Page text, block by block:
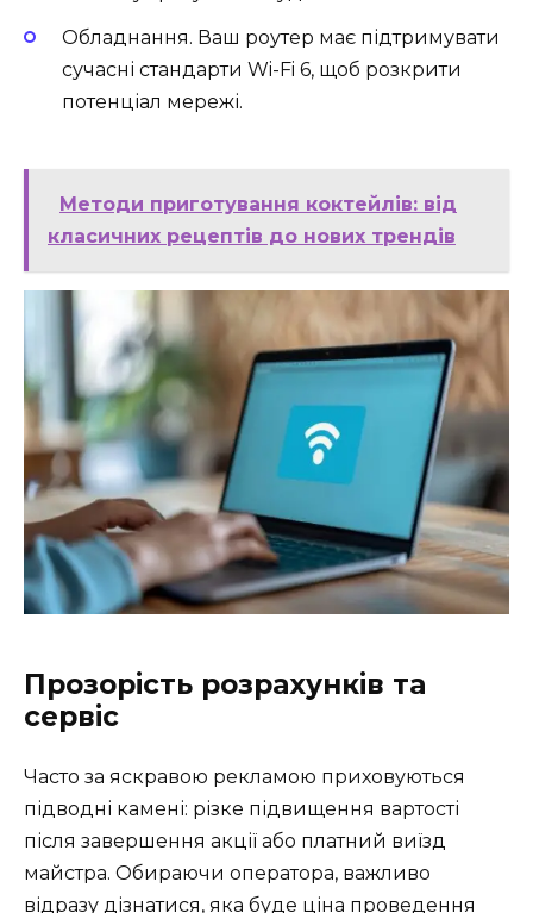
Обладнання. Ваш роутер має підтримувати
сучасні стандарти Wi-Fi 6, щоб розкрити
потенціал мережі.
Методи приготування коктейлів: від
класичних рецептів до нових трендів
Прозорість розрахунків та
сервіс
Часто за яскравою рекламою приховуються
підводні камені: різке підвищення вартості
після завершення акції або платний виїзд
майстра. Обираючи оператора, важливо
відразу дізнатися, яка буде ціна проведення